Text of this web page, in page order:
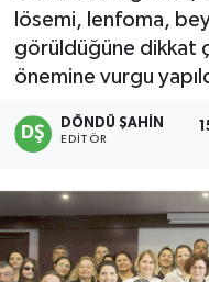
lösemi, lenfoma,
görüldüğüne dikkat
önemine vurgu
DÖNDÜ ŞAHİN
EDITÖR